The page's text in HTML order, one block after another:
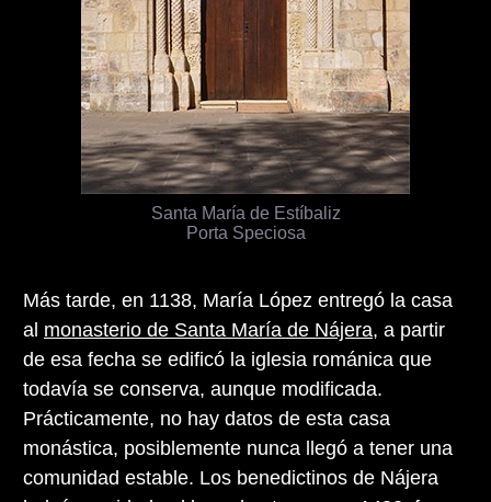
Santa María de Estíbaliz
Porta Speciosa
Más tarde, en 1138, María López entregó la casa
al monasterio de Santa María de Nájera, a partir
de esa fecha se edificó la iglesia románica que
todavía se conserva, aunque modificada.
Prácticamente, no hay datos de esta casa
monástica, posiblemente nunca llegó a tener una
comunidad estable. Los benedictinos de Nájera